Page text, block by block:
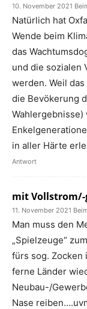
10. November 2021
Natürlich hat
Wende beim
das
und die sozialen
werden. Weil
die Bevökerung
in aller Härte
Antwort
mit Vollstrom/-
11. November 2021
Man muss den
„Spielzeuge“
fürs sog. Zocken
ferne Länder
Neubau-/
Nase